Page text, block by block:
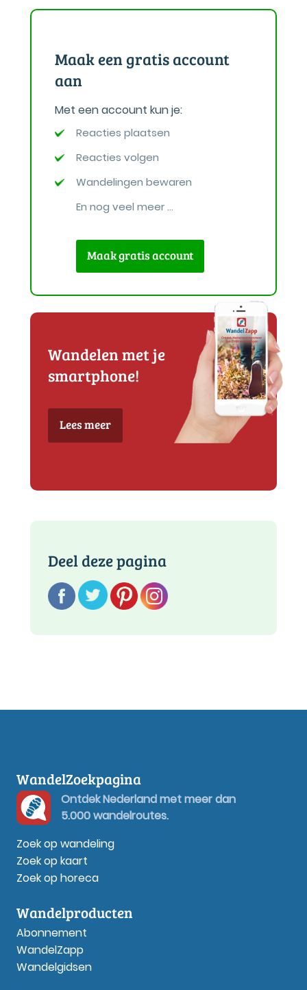
Maak een gratis account
aan
Met een account kun je:
Reacties plaatsen
Reacties volgen
Wandelingen bewaren
En nog veel meer ...
Maak gratis account
Wandelen met je
smartphone!
Lees meer
Deel deze pagina
WandelZoekpagina
Ontdek Nederland met meer dan
5.000 wandelroutes.
Zoek op wandeling
Zoek op kaart
Zoek op horeca
Wandelproducten
Abonnement
WandelZapp
Wandelgidsen